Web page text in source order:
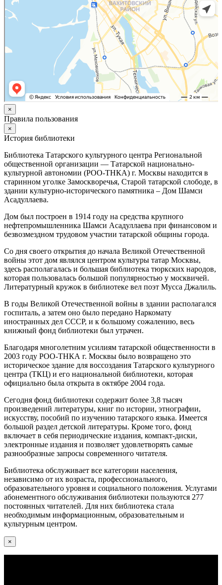
×
Правила пользования
×
История библиотеки
Библиотека Татарского культурного центра Региональной
общественной организации — Татарской национально-
культурной автономии (РОО-ТНКА) г. Москвы находится в
старинном уголке Замоскворечья, Старой татарской слободе, в
здании культурно-исторического памятника – Дом Шамси
Асадуллаева.
Дом был построен в 1914 году на средства крупного
нефтепромышленника Шамси Асадуллаева при финансовом и
безвозмездном трудовом участии татарской общины города.
Со дня своего открытия до начала Великой Отечественной
войны этот дом являлся центром культуры татар Москвы,
здесь располагалась и большая библиотека тюркских народов,
которая пользовалась большой популярностью у москвичей.
Литературный кружок в библиотеке вел поэт Мусса Джалиль.
В годы Великой Отечественной войны в здании располагался
госпиталь, а затем оно было передано Наркомату
иностранных дел СССР, и к большому сожалению, весь
книжный фонд библиотеки был утрачен.
Благодаря многолетним усилиям татарской общественности в
2003 году РОО-ТНКА г. Москвы было возвращено это
историческое здание для воссоздания Татарского культурного
центра (ТКЦ) и его национальной библиотеки, которая
официально была открыта в октябре 2004 года.
Сегодня фонд библиотеки содержит более 3,8 тысяч
произведений литературы, книг по истории, этнографии,
искусству, пособий по изучению татарского языка. Имеется
большой раздел детской литературы. Кроме того, фонд
включает в себя периодические издания, компакт-диски,
электронные издания и позволяет удовлетворять самые
разнообразные запросы современного читателя.
Библиотека обслуживает все категории населения,
независимо от их возраста, профессионального,
образовательного уровня и социального положения. Услугами
абонементного обслуживания библиотеки пользуются 277
постоянных читателей. Для них библиотека стала
необходимым информационным, образовательным и
культурным центром.
×